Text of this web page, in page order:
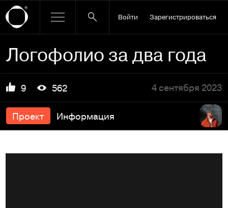
Войти Зарегистрироваться
Логофолио за два года
9 562 4 сентября 2023
Проект Информация